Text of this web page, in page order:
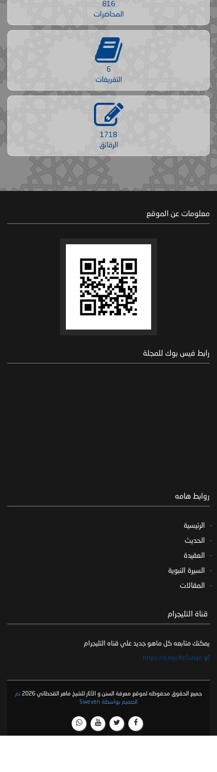
816
المحاضرات
6
التفريغات
1718
الرقائق
معلومات عن الموقع
رابط فيس بوك للمجلة
روابط هامه
الرئيسية
الحديث
العقيدة
السيرة النبوية
المقالات
‏ قناة التليجرام
يمكنك متابعه كل ماهو جديد علي قناه التليجرام
جميع الحقوق محفوظه لموقع معرفة السنن و الآثار للشيخ ماهر القحطاني 2026
تم
الصميم بواسطة Sweven